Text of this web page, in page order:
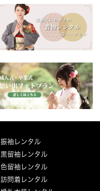
振袖レンタル
黒留袖レンタル
色留袖レンタル
訪問着レンタル